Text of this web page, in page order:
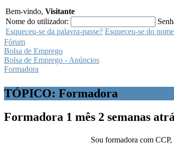
Bem-vindo, Visitante
Nome do utilizador:
Esqueceu-se da palavra-passe? Esqueceu-se do
Fórum
Bolsa de Emprego
Bolsa de Emprego - Anúncios
Formadora
TÓPICO: Formadora
Formadora 1 mês 2 semanas
Sou formadora com